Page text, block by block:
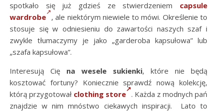
spotkało się już gdzieś ze stwierdzeniem capsule
wardrobe , ale niektórym niewiele to mówi. Określenie to
stosuje się w odniesieniu do zawartości naszych szaf i
zwykle tłumaczymy je jako „garderoba kapsułowa” lub
„szafa kapsułowa”.
Interesują Cię na wesele sukienki, które nie będą
kosztować fortuny? Koniecznie sprawdź nową kolekcję,
którą przygotował clothing store . Każda z modnych pań
znajdzie w nim mnóstwo ciekawych inspiracji. Lato to